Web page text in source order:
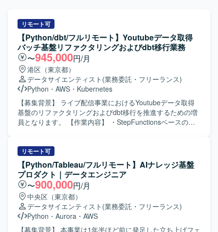
リモート可
【Python/dbt/フルリモート】Youtubeデータ取得
バッチ基盤リファクタリングおよびdbt移行業務
〜945,000円/月
港区（東京都）
データサイエンティスト (業務委託・フリーランス)
Python ・ AWS ・ Kubernetes
【募集背景】 ライブ配信事業におけるYoutubeデータ取得
基盤のリファクタリングおよびdbt移行を推進するための増
員となります。 【作業内容】 ・StepFunctionsベースの既
の処理フローを整理し、運用負荷軽減と可読性向上を図り
ます。 ・Youtubeの既存バッチの保守作業を行います。 ・
新バッチの設計および開発を行います。 【求める人物像】
・既存システムの構造を理解しながら主体的に改善提案が
できる方を求めております。 ・バッチ処理やデータ基盤に
関する知見を活かし、周囲と連携しながら業務を進められ
る方を求めております。 【ポジションの魅力】 ・ライブ配
信事業におけるデータ基盤の中核部分の改善に携わること
ができます。 ・k8sコンテナベース構成やdbtなどモダンな
リモート可
【Python/Tableau/フルリモート】AIナレッジ基盤
プロダクト｜データエンジニア
〜900,000円/月
中央区（東京都）
データサイエンティスト (業務委託・フリーランス)
Python ・ Aurora ・ AWS
【募集背景】 本事業は1年半ほど前に発足した立ち上げフェ